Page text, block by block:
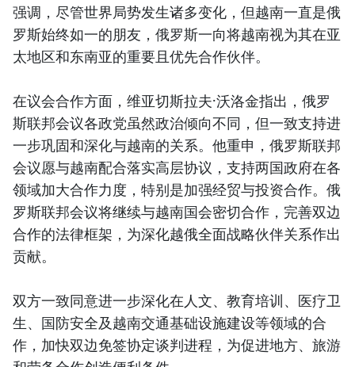
强调，尽管世界局势发生诸多变化，但越南一直是俄
罗斯始终如一的朋友，俄罗斯一向将越南视为其在亚
太地区和东南亚的重要且优先合作伙伴。
在议会合作方面，维亚切斯拉夫·沃洛金指出，俄罗
斯联邦会议各政党虽然政治倾向不同，但一致支持进
一步巩固和深化与越南的关系。他重申，俄罗斯联邦
会议愿与越南配合落实高层协议，支持两国政府在各
领域加大合作力度，特别是加强经贸与投资合作。俄
罗斯联邦会议将继续与越南国会密切合作，完善双边
合作的法律框架，为深化越俄全面战略伙伴关系作出
贡献。
双方一致同意进一步深化在人文、教育培训、医疗卫
生、国防安全及越南交通基础设施建设等领域的合
作，加快双边免签协定谈判进程，为促进地方、旅游